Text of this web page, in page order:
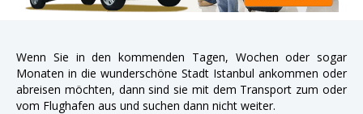
Wenn Sie in den kommenden Tagen, Wochen oder sogar
Monaten in die wunderschöne Stadt Istanbul ankommen oder
abreisen möchten, dann sind sie mit dem Transport zum oder
vom Flughafen aus und suchen dann nicht weiter.